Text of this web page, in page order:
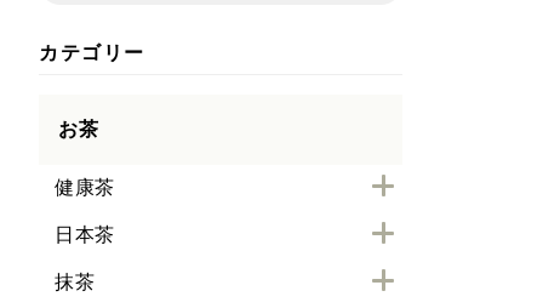
カテゴリー
お茶
健康茶
日本茶
抹茶